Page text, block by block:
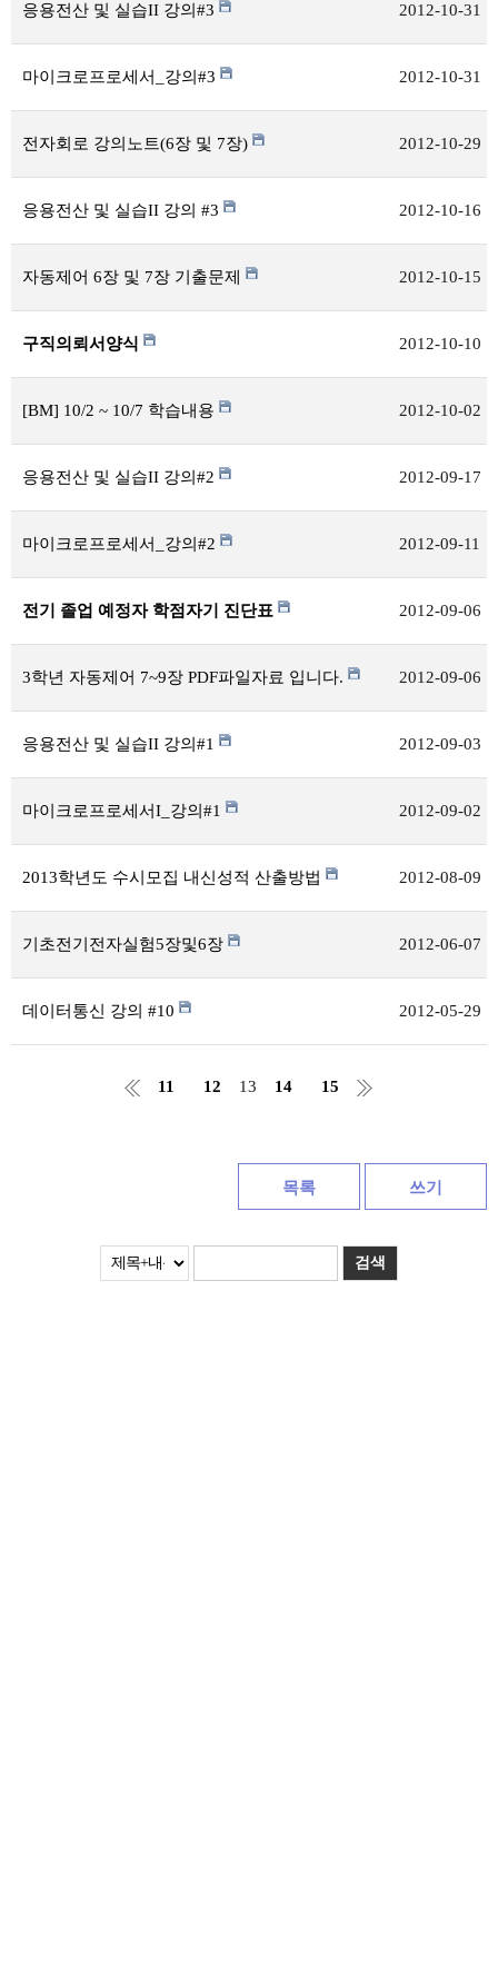
응용전산 및 실습II 강의#3 2012-10-31
마이크로프로세서_강의#3 2012-10-31
전자회로 강의노트(6장 및 7장) 2012-10-29
응용전산 및 실습II 강의 #3 2012-10-16
자동제어 6장 및 7장 기출문제 2012-10-15
구직의뢰서양식 2012-10-10
[BM] 10/2 ~ 10/7 학습내용 2012-10-02
응용전산 및 실습II 강의#2 2012-09-17
마이크로프로세서_강의#2 2012-09-11
전기 졸업 예정자 학점자기 진단표 2012-09-06
3학년 자동제어 7~9장 PDF파일자료 입니다. 2012-09-06
응용전산 및 실습II 강의#1 2012-09-03
마이크로프로세서I_강의#1 2012-09-02
2013학년도 수시모집 내신성적 산출방법 2012-08-09
기초전기전자실험5장및6장 2012-06-07
데이터통신 강의 #10 2012-05-29
11 12 13 14 15
목록 쓰기
검색